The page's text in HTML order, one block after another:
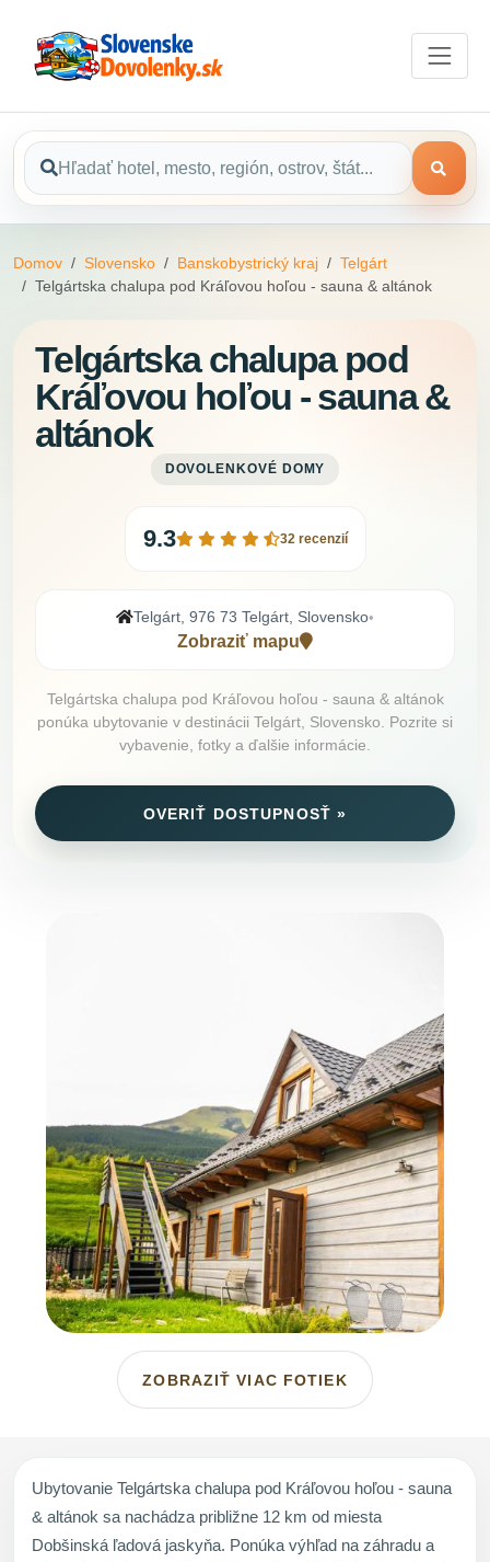
Domov Slovensko Banskobystrický kraj
Telgárt
Telgártska chalupa pod Kráľovou hoľou - sauna & altánok
Telgártska chalupa pod
Kráľovou hoľou - sauna &
altánok
DOVOLENKOVÉ DOMY
9.3 32 recenzií
Telgárt, 976 73 Telgárt, Slovensko•
Zobraziť mapu
Telgártska chalupa pod Kráľovou hoľou - sauna & altánok
ponúka ubytovanie v destinácii Telgárt, Slovensko. Pozrite si
vybavenie, fotky a ďalšie informácie.
OVERIŤ DOSTUPNOSŤ »
ZOBRAZIŤ VIAC FOTIEK
Ubytovanie Telgártska chalupa pod Kráľovou hoľou - sauna
& altánok sa nachádza približne 12 km od miesta
Dobšinská ľadová jaskyňa. Ponúka výhľad na záhradu a